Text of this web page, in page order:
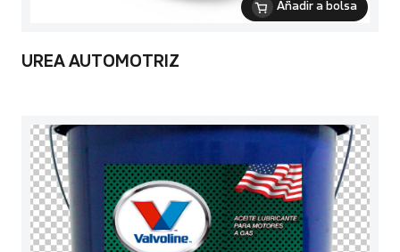
Añadir a bolsa
UREA AUTOMOTRIZ